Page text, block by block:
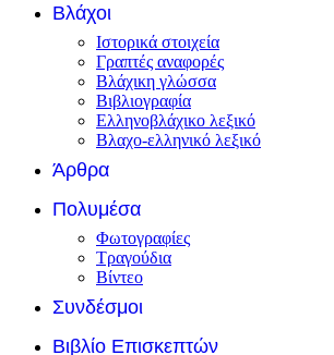
Βλάχοι
Ιστορικά στοιχεία
Γραπτές αναφορές
Βλάχικη γλώσσα
Βιβλιογραφία
Ελληνοβλάχικο λεξικό
Βλαχο-ελληνικό λεξικό
Άρθρα
Πολυμέσα
Φωτογραφίες
Τραγούδια
Βίντεο
Συνδέσμοι
Βιβλίο Επισκεπτών